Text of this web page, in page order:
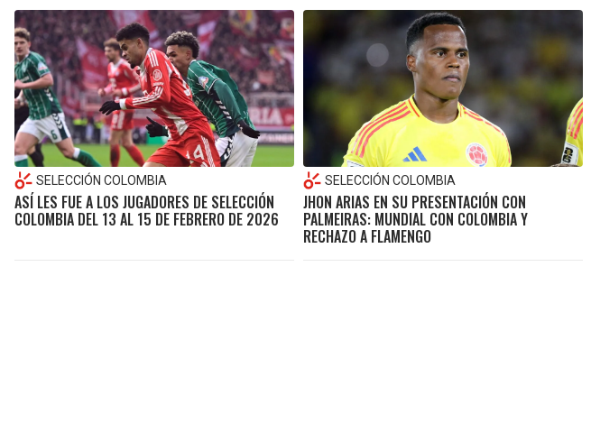
SELECCIÓN COLOMBIA
ASÍ LES FUE A LOS JUGADORES DE SELECCIÓN
COLOMBIA DEL 13 AL 15 DE FEBRERO DE 2026
SELECCIÓN COLOMBIA
JHON ARIAS EN SU PRESENTACIÓN CON
PALMEIRAS: MUNDIAL CON COLOMBIA Y
RECHAZO A FLAMENGO